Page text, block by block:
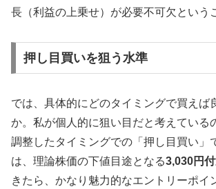
長（利益の上乗せ）が必要不可欠という
押し目買いを狙う水準
では、具体的にどのタイミングで買えば
か。私が個人的に狙い目だと考えている
調整したタイミングでの「押し目買い」
は、理論株価の下値目途となる3,030円
きたら、かなり魅力的なエントリーポイ